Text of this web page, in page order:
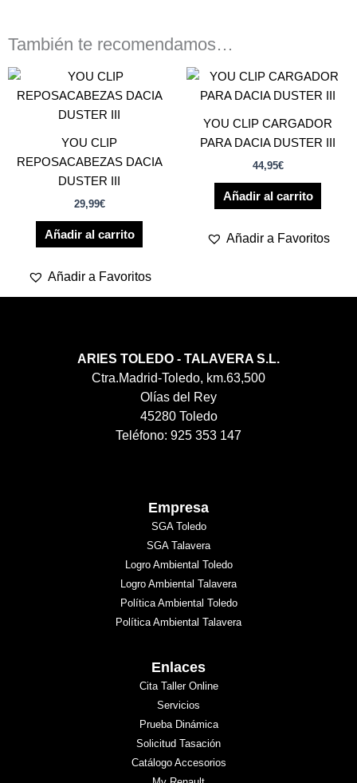
También te recomendamos…
YOU CLIP
REPOSACABEZAS DACIA
DUSTER III
29,99€
Añadir al carrito
Añadir a Favoritos
YOU CLIP CARGADOR
PARA DACIA DUSTER III
44,95€
Añadir al carrito
Añadir a Favoritos
ARIES TOLEDO - TALAVERA S.L.
Ctra.Madrid-Toledo, km.63,500
Olías del Rey
45280 Toledo
Teléfono: 925 353 147
Empresa
SGA Toledo
SGA Talavera
Logro Ambiental Toledo
Logro Ambiental Talavera
Política Ambiental Toledo
Política Ambiental Talavera
Enlaces
Cita Taller Online
Servicios
Prueba Dinámica
Solicitud Tasación
Catálogo Accesorios